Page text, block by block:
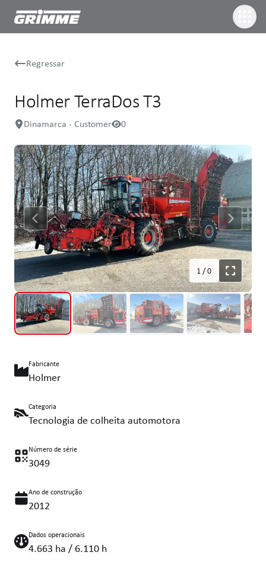
Regressar
Holmer TerraDos T3
Dinamarca - Customer 0
1/0
Fabricante
Holmer
Categoria
Tecnologia de colheita automotora
Número de série
3049
Ano de construção
2012
Dados operacionais
4.663 ha / 6.110 h